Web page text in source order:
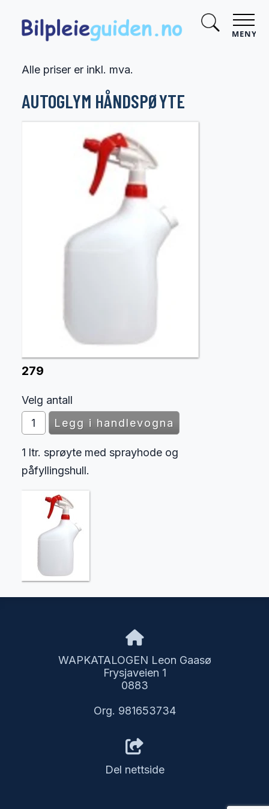
MENY
Alle priser er inkl. mva.
AUTOGLYM HÅNDSPØYTE
279
Velg antall
1 ltr. sprøyte med sprayhode og
påfyllingshull.
WAPKATALOGEN Leon Gaasø
Frysjaveien 1
0883
Org. 981653734
Del nettside